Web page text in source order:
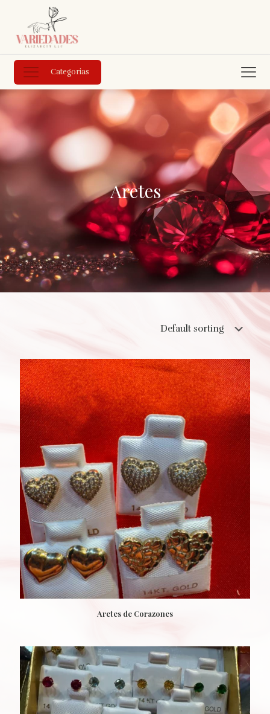
Categorias
Aretes
Aretes de Corazones